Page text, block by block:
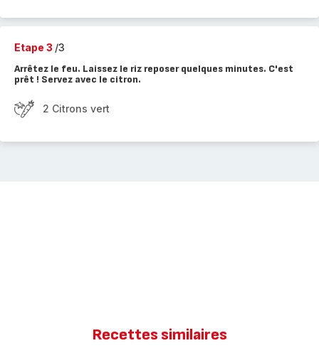
Etape 3 /3
Arrêtez le feu. Laissez le riz reposer quelques minutes. C'est
prêt ! Servez avec le citron.
2 Citrons vert
Recettes similaires